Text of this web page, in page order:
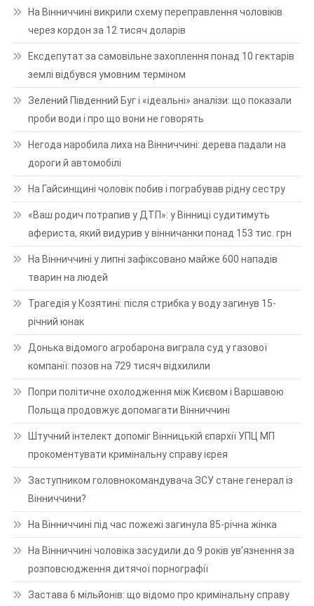
На Вінниччині викрили схему переправлення чоловіків
через кордон за 12 тисяч доларів
Ексдепутат за самовільне захоплення понад 10 гектарів
землі відбувся умовним терміном
Зелений Південний Буг і «ідеальні» аналізи: що показали
проби води і про що вони не говорять
Негода наробила лиха на Вінниччині: дерева падали на
дороги й автомобілі
На Гайсинщині чоловік побив і пограбував рідну сестру
«Ваш родич потрапив у ДТП»: у Вінниці судитимуть
афериста, який видурив у вінничанки понад 153 тис. грн
На Вінниччині у липні зафіксовано майже 600 нападів
тварин на людей
Трагедія у Козятині: після стрибка у воду загинув 15-
річний юнак
Донька відомого агробарона виграла суд у газової
компанії: позов на 729 тисяч відхилили
Попри політичне охолодження між Києвом і Варшавою
Польща продовжує допомагати Вінниччині
Штучний інтелект допоміг Вінницькій єпархії УПЦ МП
прокоментувати кримінальну справу ієрея
Заступником головнокомандувача ЗСУ стане генерал із
Вінниччини?
На Вінниччині під час пожежі загинула 85-річна жінка
На Вінниччині чоловіка засудили до 9 років ув’язнення за
розповсюдження дитячої порнографії
Застава 6 мільйонів: що відомо про кримінальну справу